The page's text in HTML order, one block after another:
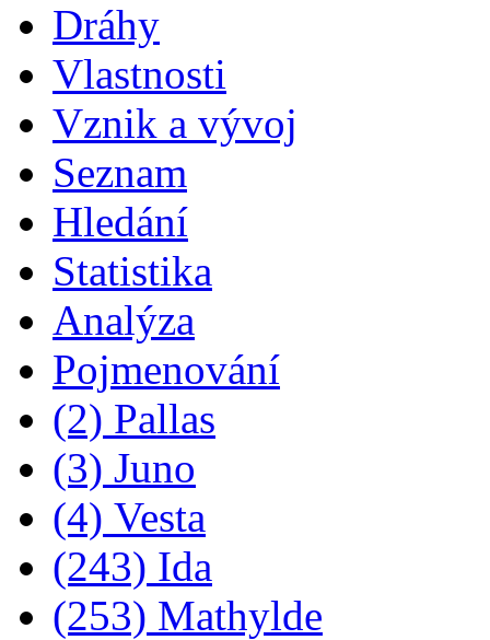
Dráhy
Vlastnosti
Vznik a vývoj
Seznam
Hledání
Statistika
Analýza
Pojmenování
(2) Pallas
(3) Juno
(4) Vesta
(243) Ida
(253) Mathylde